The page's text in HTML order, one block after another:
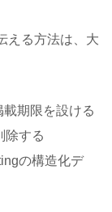
える方法は、大
期限を設ける
除する
の構造化デ